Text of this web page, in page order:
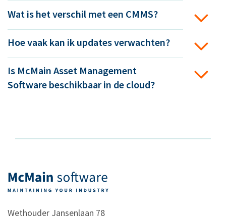
Wat is het verschil met een CMMS?
Hoe vaak kan ik updates verwachten?
Is McMain Asset Management
Software beschikbaar in de cloud?
Wethouder Jansenlaan 78